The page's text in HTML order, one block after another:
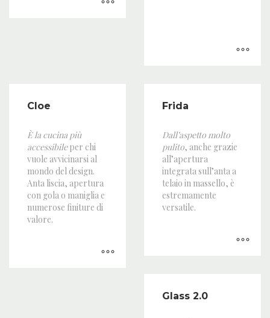
Cloe
È la cucina più
accessibileper chi
vuole avvicinarsi al
mondo del design.
Anta liscia, apertura
con gola o maniglia e
numerose finiture di
valore.
Frida
Dall’aspetto molto
pulito, anche grazie
all’apertura
integrata sull’anta a
telaio in massello, è
estremamente
versatile.
Glass 2.0